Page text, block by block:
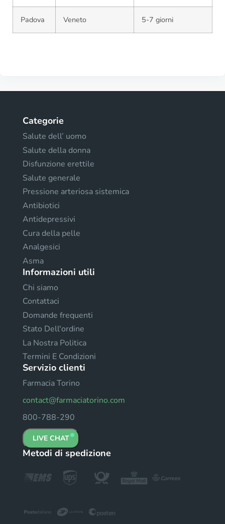
Padova Veneto 5-7 giorni
Categorie
Salute dell’ uomo
Salute della donna
Disfunzione erettile
Salute generale
Pressione arteriosa sistemica
Antibiotici
Antidepressivi
Cura della pelle
Analgesici
Asma
Informazioni utili
Chi siamo
Contattaci
Domande frequenti
Stato Dell'ordine
La Nostra Politica
Termini E Condizioni
Servizio clienti
Farmacia Torino
contact@farmaciatorino.com
800-788-290
LIVE CHAT
Metodi di spedizione